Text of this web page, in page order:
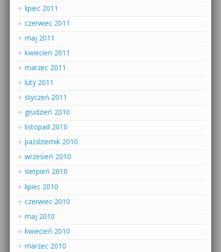
lipiec 2011
czerwiec 2011
maj 2011
kwiecień 2011
marzec 2011
luty 2011
styczeń 2011
grudzień 2010
listopad 2010
październik 2010
wrzesień 2010
sierpień 2010
lipiec 2010
czerwiec 2010
maj 2010
kwiecień 2010
marzec 2010